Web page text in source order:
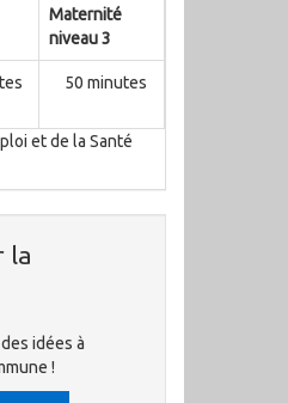
Maternité
niveau 3
50 minutes
et de la Santé
la
idées à
!